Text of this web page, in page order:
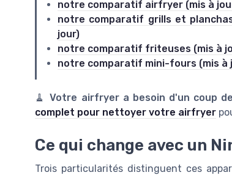
notre comparatif airfryer (mis à
notre comparatif grills et
jour)
notre comparatif friteuses (mis à
notre comparatif mini-fours (mis à
🧹Votre airfryer a besoin d'un coup
complet pour nettoyer votre airfryer
Ce qui change avec un
Trois particularités distinguent ces